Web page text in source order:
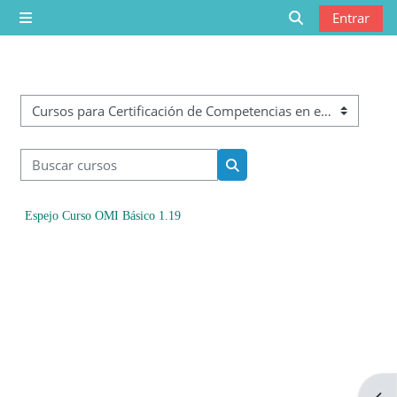
Saltar al contenido principal
Panel lateral
Selector de
Entrar
Categorías
Buscar cursos
Buscar cursos
Espejo Curso OMI Básico 1.19